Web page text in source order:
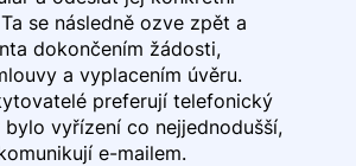
se následně ozve zpět a
dokončením žádosti,
a vyplacením úvěru.
preferují telefonický
vyřízení co nejjednodušší,
e-mailem.